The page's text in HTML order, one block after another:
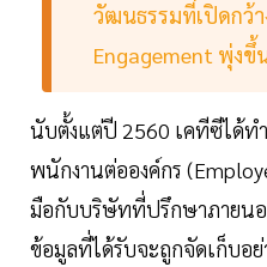
วัฒนธรรมที่เปิดกว้า
Engagement พุ่งขึ้
นับตั้งแต่ปี 2560 เคทีซีได้ท
พนักงานต่อองค์กร
มือกับบริษัทที่ปรึกษาภายนอ
ข้อมูลที่ได้รับจะถูกจัดเก็บอ